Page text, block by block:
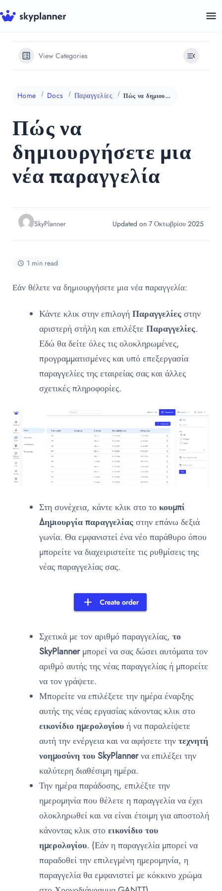
Μετάβαση
σε
View Categories
Home Docs Παραγγελίες Πώς να δημιουργήσετε μια νέα παραγγελία
Πώς να
δημιουργήσετε μια
νέα παραγγελία
SkyPlanner Updated on 7 Οκτωβρίου 2025
1 min read
Εάν θέλετε να δημιουργήσετε μια νέα παραγγελία:
Κάντε κλικ στην επιλογήΠαραγγελίεςστην
αριστερή στήλη και επιλέξτε Παραγγελίες.
Εδώ θα δείτε όλες τις ολοκληρωμένες,
προγραμματισμένες και υπό επεξεργασία
παραγγελίες της εταιρείας σας και άλλες
σχετικές πληροφορίες.
Στη συνέχεια, κάντε κλικ στοτοκουμπί
Δημιουργία παραγγελίαςστην επάνω δεξιά
γωνία. Θα εμφανιστεί ένα νέο παράθυρο όπου
μπορείτε να διαχειριστείτε τις ρυθμίσεις της
νέας παραγγελίας σας.
Σχετικά με τον αριθμό παραγγελίας, το
SkyPlannerμπορεί να σας δώσει αυτόματα τον
αριθμό αυτής της νέας παραγγελίας ή μπορείτε
να τον γράψετε.
Μπορείτε να επιλέξετε την ημέρα έναρξης
αυτής της νέας εργασίας κάνοντας κλικ στο
εικονίδιο ημερολογίουή να παραλείψετε
αυτή την ενέργεια και να αφήσετε τηντεχνητή
νοημοσύνη του SkyPlannerνα επιλέξει την
καλύτερη διαθέσιμη ημέρα.
Την ημέρα παράδοσης, επιλέξτε την
ημερομηνία που θέλετε η παραγγελία να έχει
ολοκληρωθεί και να είναι έτοιμη για αποστολή
κάνοντας κλικ στοεικονίδιο του
ημερολογίου. (Εάν η παραγγελία μπορεί να
παραδοθεί την επιλεγμένη ημερομηνία, η
παραγγελία θα εμφανιστεί με κόκκινο χρώμα